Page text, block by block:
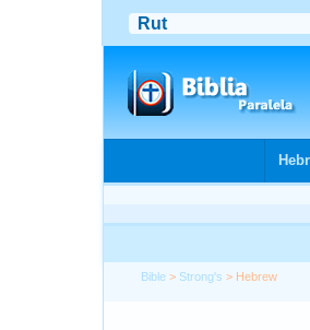
Bible > Strong's > Hebrew